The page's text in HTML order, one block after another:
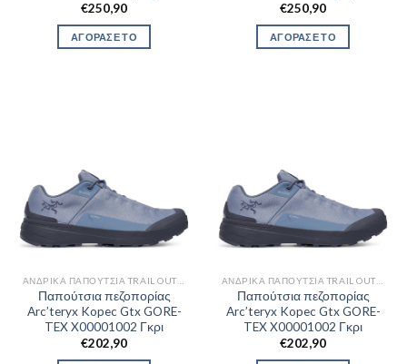
€250,90
ΑΓΟΡΑΣΕ ΤΟ
€250,90
ΑΓΟΡΑΣΕ ΤΟ
ΑΝΔΡΙΚΆ ΠΑΠΟΎΤΣΙΑ TRAIL OUTDOR
Παπούτσια πεζοπορίας
Arc’teryx Kopec Gtx GORE-
TEX X00001002 Γκρι
€202,90
ΑΝΔΡΙΚΆ ΠΑΠΟΎΤΣΙΑ TRAIL OUTDOR
Παπούτσια πεζοπορίας
Arc’teryx Kopec Gtx GORE-
TEX X00001002 Γκρι
€202,90